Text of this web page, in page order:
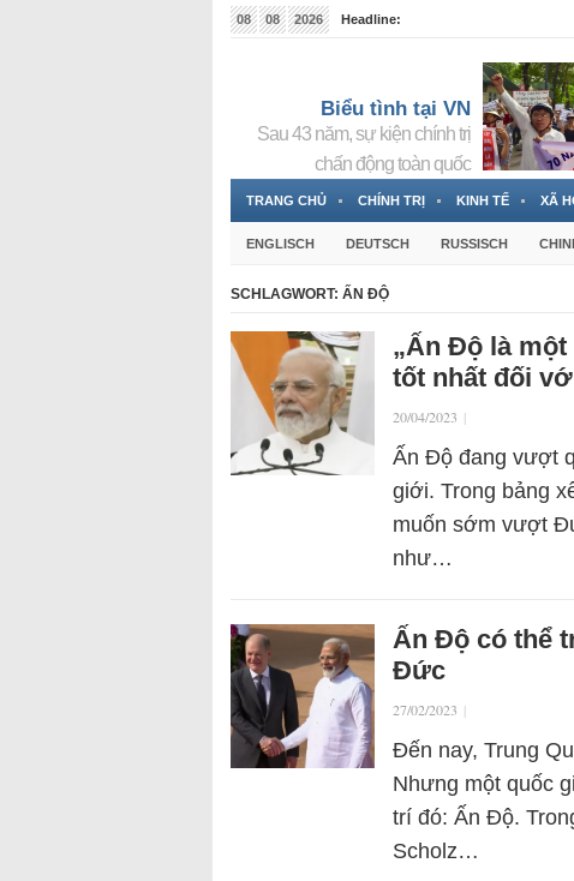
08 08 2026
Headline:
Biểu tình tại VN
Sau 43 năm, sự kiện chính trị
chấn động toàn quốc
TRANG CHỦ CHÍNH TRỊ KINH TẾ XÃ
ENGLISCH DEUTSCH RUSSISCH
SCHLAGWORT: ẤN ĐỘ
„Ấn Độ là
tốt nhất đối
20/04/2023 |
Ấn Độ đang vượt
giới. Trong bảng
muốn sớm vượt
như…
Ấn Độ có thể
Đức
27/02/2023 |
Đến nay, Trung
Nhưng một quốc
trí đó: Ấn Độ.
Scholz…